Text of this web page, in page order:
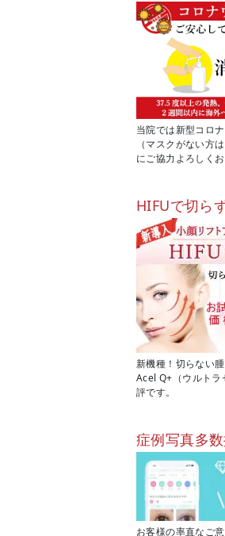
当院では新型コロ
（マスクがない方
にご協力よろしくお
HIFUで切ら
新機種！切らない
Acel Q+（ウルトラ
評です。
症例写真多
お客様の率直なご